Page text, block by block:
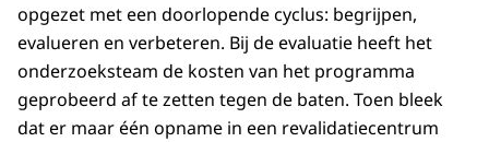
opgezet met een doorlopende cyclus: begrijpen,
evalueren en verbeteren. Bij de evaluatie heeft het
onderzoeksteam de kosten van het programma
geprobeerd af te zetten tegen de baten. Toen bleek
dat er maar één opname in een revalidatiecentrum